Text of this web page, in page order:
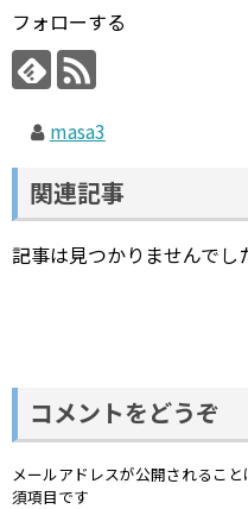
フォローする
masa3
関連記事
記事は見つかりませんでし
コメントをどうぞ
メールアドレスが公開されること
須項目です